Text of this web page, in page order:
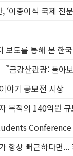
‘이종이식 국제 전
보도를 통해 본 한
금강산관광: 돌아
야기 공모전 시상
목적의 140억원
항상 뻐근하다면...